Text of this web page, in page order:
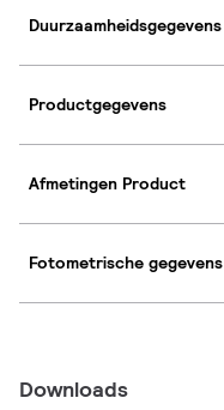
Duurzaamheidsgegevens
Productgegevens
Afmetingen Product
Fotometrische gegevens
Downloads